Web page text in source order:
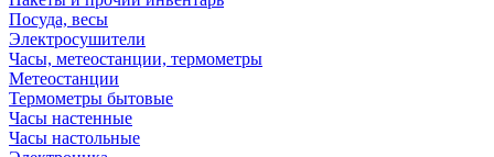
Посуда, весы
Электросушители
Часы, метеостанции, термометры
Метеостанции
Термометры бытовые
Часы настенные
Часы настольные